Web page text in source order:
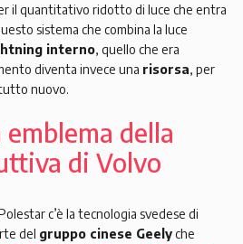
il quantitativo ridotto di luce che entra
sistema che combina la luce
interno, quello che era
diventa invece una risorsa, per
nuovo.
della
di Volvo
c’è la tecnologia svedese di
del gruppo cinese Geelyche